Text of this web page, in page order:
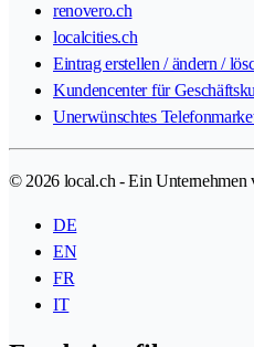
renovero.ch
localcities.ch
Eintrag erstellen / ändern /
Kundencenter für
Unerwünschtes
© 2026 local.ch - Ein Unternehmen
DE
EN
FR
IT